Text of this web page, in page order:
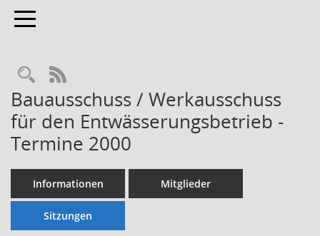
Toggle navigation
Rechercheauswahl
RSS-Feed
Bauausschuss / Werkausschuss
für den Entwässerungsbetrieb -
Termine 2000
Informationen Mitglieder
Sitzungen